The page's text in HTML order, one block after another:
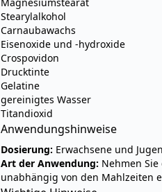
Stearylalkohol
Carnaubawachs
Eisenoxide und -hydroxide
Crospovidon
Drucktinte
Gelatine
gereinigtes Wasser
Titandioxid
Anwendungshinweise
Dosierung: Erwachsene und
Art der Anwendung: Nehmen
unabhängig von den Mahlzeiten